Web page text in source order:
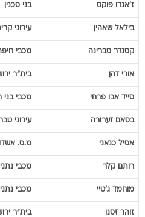
ז'אנדו פוקס בני סכנין
בילאל שאהין עירוני
קסנדר סברינה מכבי
אורי דהן בית"ר
סייד אבו פרחי מכבי בני
בסאם זערורה עירוני
אסיל כנאני מ.ס.
רותם קלר מכבי
מוחמד ג'טיי מכבי
זוהר זסנו בית"ר